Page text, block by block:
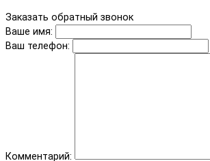
Заказать обратный звонок
Ваше имя:
Ваш телефон:
Комментарий: